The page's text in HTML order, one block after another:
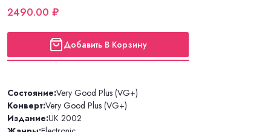
2490.00 ₽
Добавить В Корзину
Состояние:Very Good Plus (VG+)
Конверт:Very Good Plus (VG+)
Издание:UK 2002